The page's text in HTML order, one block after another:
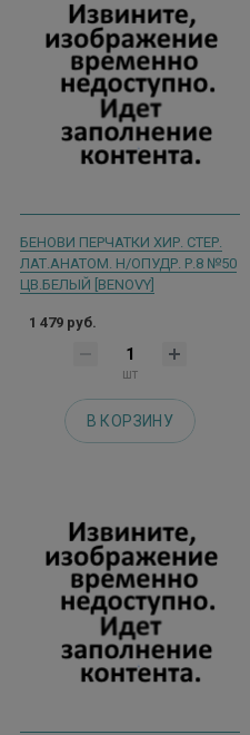
БЕНОВИ ПЕРЧАТКИ ХИР. СТЕР.
ЛАТ.АНАТОМ. Н/ОПУДР. Р.8 №50
ЦВ.БЕЛЫЙ [BENOVY]
1 479 руб.
шт
В КОРЗИНУ